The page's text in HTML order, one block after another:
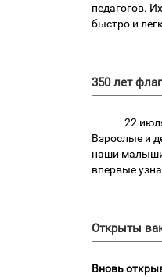
педагогов.
быстро и
350 лет
22
Взрослые и
наши малыши
впервые
Открыты
Вновь